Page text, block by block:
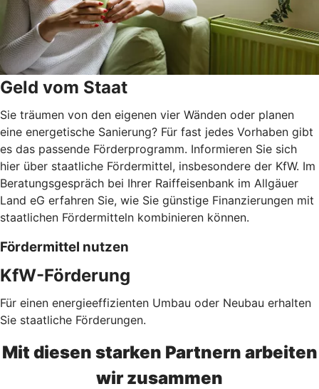
Geld vom Staat
Sie träumen von den eigenen vier Wänden oder planen
eine energetische Sanierung? Für fast jedes Vorhaben gibt
es das passende Förderprogramm. Informieren Sie sich
hier über staatliche Fördermittel, insbesondere der KfW. Im
Beratungsgespräch bei Ihrer Raiffeisenbank im Allgäuer
Land eG erfahren Sie, wie Sie günstige Finanzierungen mit
staatlichen Fördermitteln kombinieren können.
Fördermittel nutzen
KfW-Förderung
Für einen energieeffizienten Umbau oder Neubau erhalten
Sie staatliche Förderungen.
Mit diesen starken Partnern arbeiten
wir zusammen